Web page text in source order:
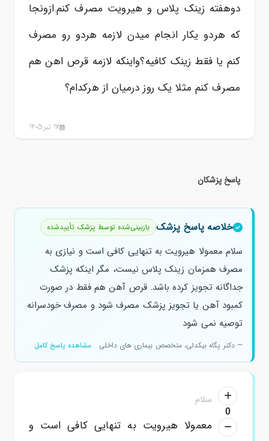
دوهفته زینک پلاس و هیرویت مصرف کنم.ازونجا
که هردو یکار انجام میدن لازمه هردو رو مصرف
کنم یا فقط زینک کافیه؟واینکه لازمه قرص اهن هم
مصرف کنم مثلا یک روز درمیان از هرکدام؟
17 تیر 1405
پاسخ پزشکان
خلاصه پاسخ پزشک بازبینی‌شده توسط پزشک تأییدشده
سلام معمولا هیرویت به تنهایی کافی است و نیازی به
مصرف همزمان زینک پلاس نیست، مگر اینکه پزشک
جداگانه تجویز کرده باشد. قرص آهن هم فقط در صورت
کمبود آهن یا تجویز پزشک مصرف شود و مصرف خودسرانه
توصیه نمی شود
— دکتر پگاه بیکدلی، متخصص بیماری های داخلی مشاهده پاسخ کامل
0
سلام
معمولا هیرویت به تنهایی کافی است و